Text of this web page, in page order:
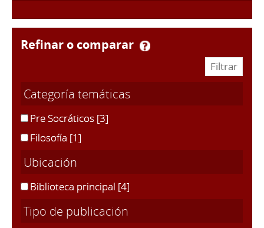
refinar o comparar
Categoría temáticas
Pre Socráticos [3]
Filosofía [1]
Ubicación
Biblioteca principal [4]
Tipo de publicación